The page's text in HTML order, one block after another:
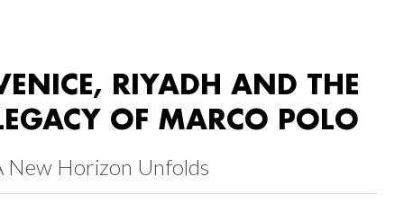
RIYADH AND THE
OF MARCO POLO
New Horizon Unfolds